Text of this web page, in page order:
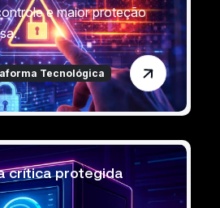
e maior proteção
Tecnológica
crítica protegida